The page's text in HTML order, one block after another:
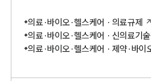
의료·바이오·헬스케어 · 의료규제
의료·바이오·헬스케어 · 신의료기
의료·바이오·헬스케어 · 제약·바이